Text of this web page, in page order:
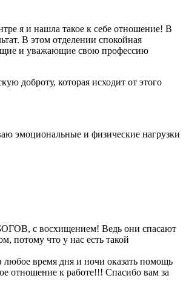
я и нашла такое к себе отношение! В
В этом отделении спокойная
и уважающие свою профессию
доброту, которая исходит от этого
эмоциональные и физические нагрузки
БОГОВ, с восхищением! Ведь они спасают
потому что у нас есть такой
любое время дня и ночи оказать помощь
отношение к работе!!! Спасибо вам за